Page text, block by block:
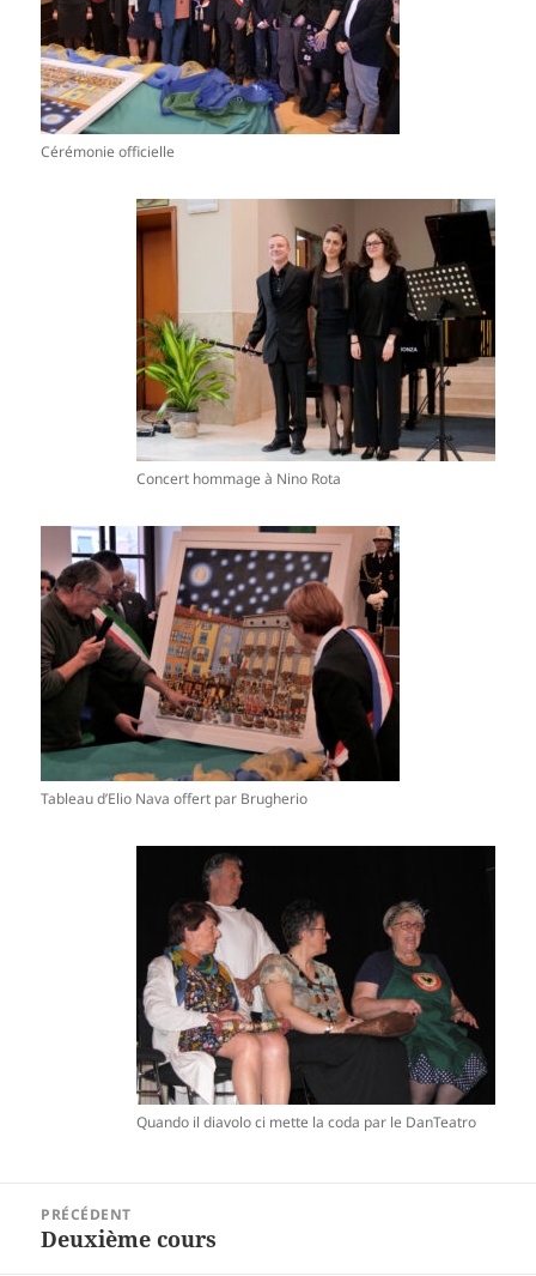
Cérémonie officielle
Concert hommage à Nino Rota
Tableau d’Elio Nava offert par Brugherio
Quando il diavolo ci mette la coda par le DanTeatro
l’article
PRÉCÉDENT
Article
Deuxième cours